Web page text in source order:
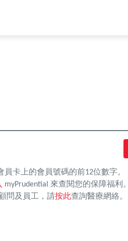
員卡上的會員號碼的前12位數字。
myPrudential 來查閱您的保障福利。
問及員工，請按此查詢醫療網絡。